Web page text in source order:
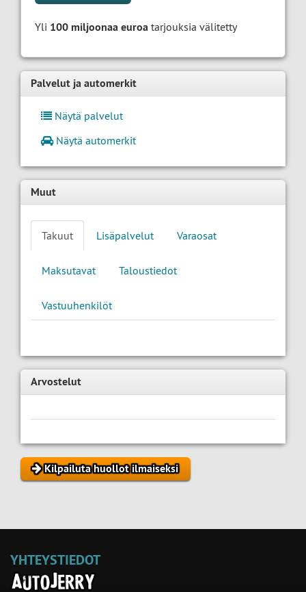
Yli 100 miljoonaa euroa tarjouksia välitetty
Palvelut ja automerkit
Näytä palvelut
Näytä automerkit
Muut
Takuut Lisäpalvelut Varaosat
Maksutavat Taloustiedot
Vastuuhenkilöt
Arvostelut
Kilpailuta huollot ilmaiseksi
YHTEYSTIEDOT